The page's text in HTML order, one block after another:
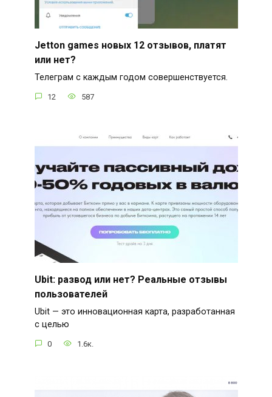
Jetton games новых 12 отзывов, платят
или нет?
Телеграм с каждым годом совершенствуется.
12 587
Ubit: развод или нет? Реальные отзывы
пользователей
Ubit — это инновационная карта, разработанная
с целью
0 1.6к.